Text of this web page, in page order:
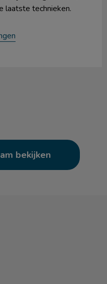
laatste technieken.
bekijken